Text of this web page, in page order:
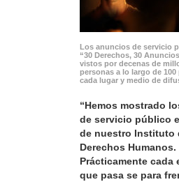
Los anuncios de servicio
“30 Derechos, 30
vistos por decenas de
personas a lo largo de 100
cada lugar y medio de
“Hemos mostrado
de servicio público
de nuestro Instituto
Derechos Humanos.
Prácticamente cada
que pasa se para